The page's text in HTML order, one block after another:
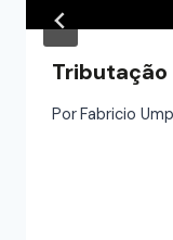
Tributação
PorFabricio